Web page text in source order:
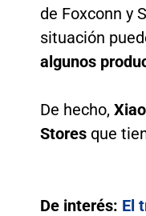
de Foxconn y
situación
algunos
De hecho,
Storesque
De interés: El